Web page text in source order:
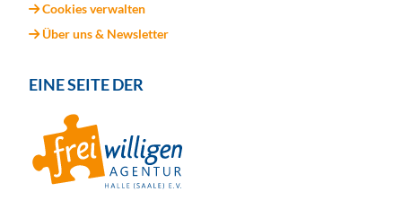
Cookies verwalten
Über uns & Newsletter
EINE SEITE DER